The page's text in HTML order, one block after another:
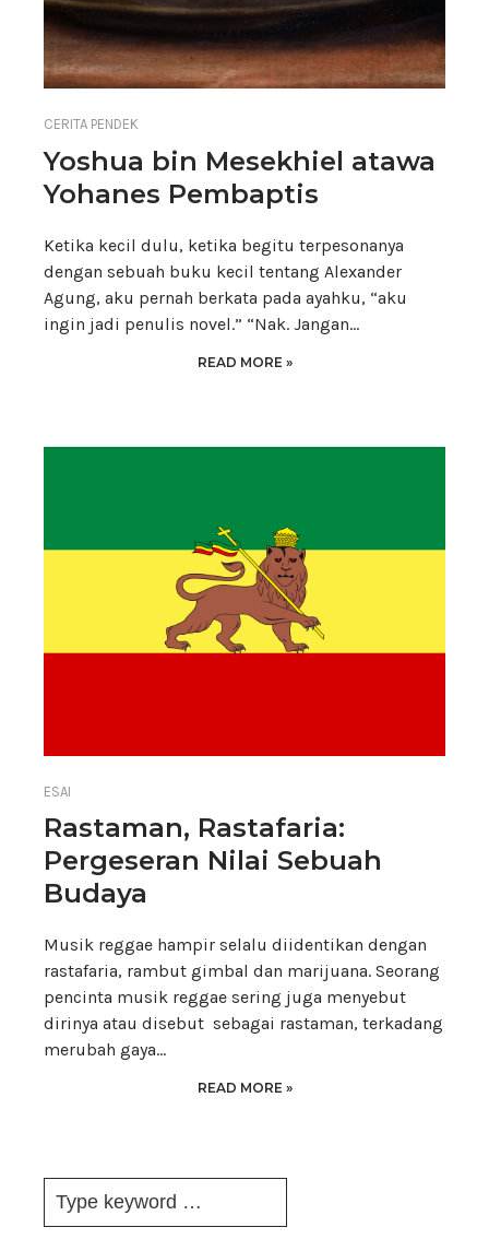
CERITA PENDEK
Yoshua bin Mesekhiel atawa
Yohanes Pembaptis
Ketika kecil dulu, ketika begitu terpesonanya
dengan sebuah buku kecil tentang Alexander
Agung, aku pernah berkata pada ayahku, “aku
ingin jadi penulis novel.” “Nak. Jangan…
READ MORE »
ESAI
Rastaman, Rastafaria:
Pergeseran Nilai Sebuah
Budaya
Musik reggae hampir selalu diidentikan dengan
rastafaria, rambut gimbal dan marijuana. Seorang
pencinta musik reggae sering juga menyebut
dirinya atau disebut sebagai rastaman, terkadang
merubah gaya…
READ MORE »